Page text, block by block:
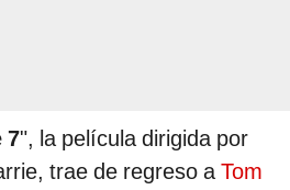
7", la película dirigida por
trae de regreso aTom